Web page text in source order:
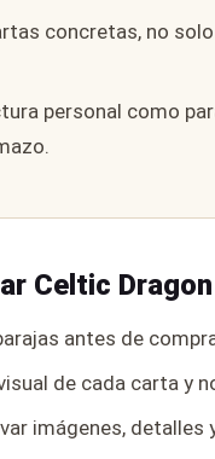
concretas, no
personal como
Celtic
antes de
de cada carta y
imágenes, detalles